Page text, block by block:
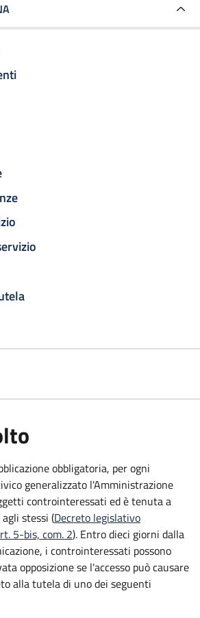
obbligatoria, per ogni
generalizzato l'Amministrazione
controinteressati ed è tenuta a
stessi (Decreto legislativo
5-bis, com. 2). Entro dieci giorni dalla
i controinteressati possono
opposizione se l'accesso può causare
alla tutela di uno dei seguenti